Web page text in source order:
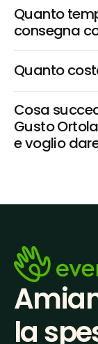
Quanto
consegna
Quanto
Cosa
Gusto
e voglio
la